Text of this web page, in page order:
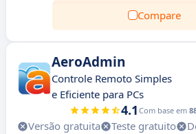
Compare
AeroAdmin
Controle Remoto Simples
e Eficiente para PCs
4.1 Com base em
Versão gratuita Teste gratuito